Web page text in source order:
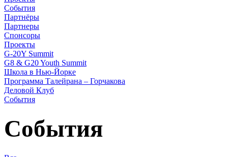
События
Партнёры
Партнеры
Спонсоры
Проекты
G-20Y Summit
G8 & G20 Youth Summit
Школа в Нью-Йорке
Программа Талейрана – Горчакова
Деловой Клуб
События
События